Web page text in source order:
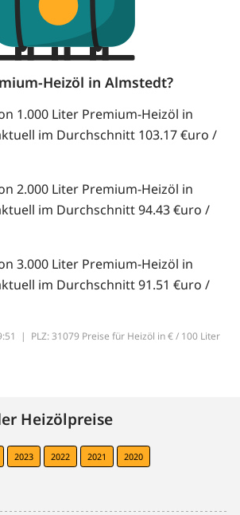
Heizöl in Almstedt?
1.000 Liter Premium-Heizöl in
im Durchschnitt 103.17 €uro /
2.000 Liter Premium-Heizöl in
im Durchschnitt 94.43 €uro /
3.000 Liter Premium-Heizöl in
im Durchschnitt 91.51 €uro /
| PLZ: 31079 Preise für Heizöl in € / 100 Liter
Heizölpreise
2023 2022 2021
2020